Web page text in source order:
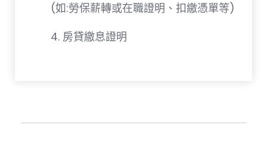
(如:勞保薪轉或在職證明、扣繳憑單等)
4. 房貸繳息證明